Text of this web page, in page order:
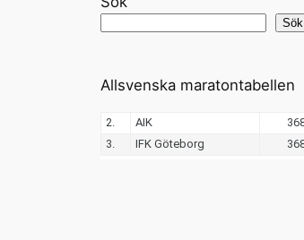
Sök
Allsvenska maratontabellen